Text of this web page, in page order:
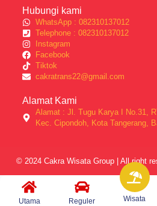
Hubungi kami
WhatsApp : 082310137012
Telephone : 082310137012
Instagram
Facebook
Tiktok
cakratrans22@gmail.com
Alamat Kami
Alamat : Jl. Tugu Karya I No.31,
Kec. Cipondoh, Kota Tangerang,
© 2024 Cakra Wisata Group | All right
Utama Reguler Wisata